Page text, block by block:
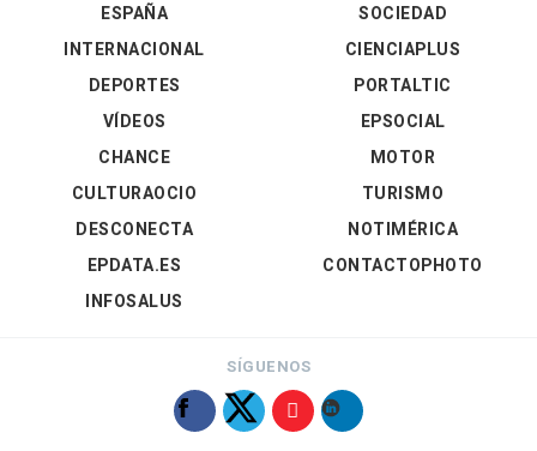
ESPAÑA
INTERNACIONAL
DEPORTES
VÍDEOS
SOCIEDAD
CIENCIAPLUS
PORTALTIC
EPSOCIAL
CHANCE
CULTURAOCIO
DESCONECTA
EPDATA.ES
INFOSALUS
MOTOR
TURISMO
NOTIMÉRICA
CONTACTOPHOTO
SÍGUENOS